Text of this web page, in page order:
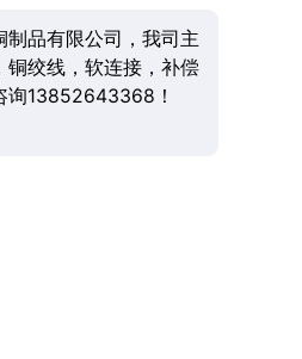
品有限公司，我司主
绞线，软连接，补偿
询13852643368！